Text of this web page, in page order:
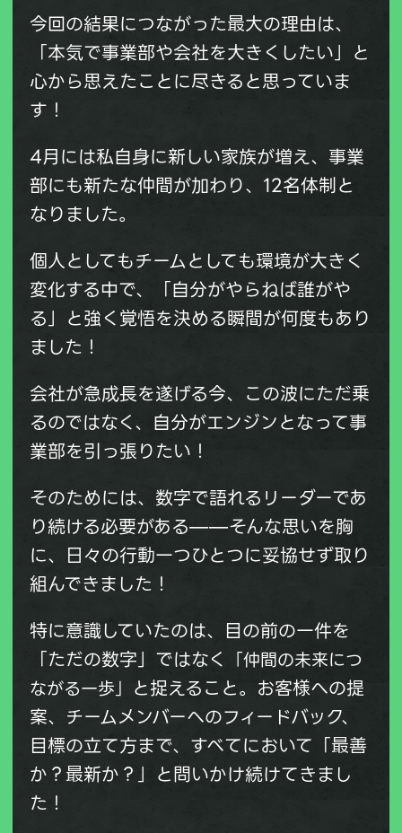
今回の結果につながった最大の理由は、
「本気で事業部や会社を大きくしたい」 と
心から思えたことに尽きると思っていま
す！
4月には私自身に新しい家族が増え、事業
部にも新たな仲間が加わり、12名体制と
なりました。
個人としてもチームとしても環境が大きく
変化する中で、
「自分がやらねば誰がや
る」 と強く覚悟を決める瞬間が何度もあり
ました！
会社が急成長を遂げる今、この波にただ乗
るのではなく、 自分がエンジンとなって事
業部を引っ張りたい！
そのためには、数字で語れるリーダーであ
り続ける必要がある——そんな思いを胸
に、日々の行動一つひとつに妥協せず取り
組んできました！
特に意識していたのは、目の前の一件を
「ただの数字」 ではなく 「仲間の未来につ
ながる一歩」 と捉えること。お客様への提
案、チームメンバーへのフィードバック、
目標の立て方まで、すべてにおいて「最善
か？最新か？」と問いかけ続けてきまし
た！